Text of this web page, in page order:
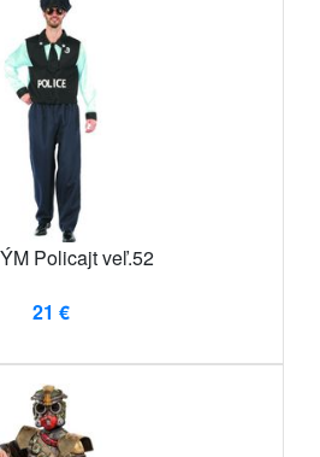
Policajt veľ.52
21 €